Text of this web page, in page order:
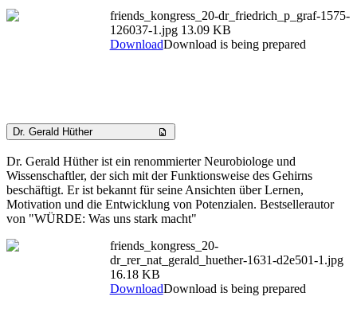
friends_kongress_20-dr_friedrich_p_graf-1575-
126037-1.jpg 13.09 KB
DownloadDownload is being prepared
Dr. Gerald Hüther
Dr. Gerald Hüther ist ein renommierter Neurobiologe und
Wissenschaftler, der sich mit der Funktionsweise des Gehirns
beschäftigt. Er ist bekannt für seine Ansichten über Lernen,
Motivation und die Entwicklung von Potenzialen. Bestsellerautor
von "WÜRDE: Was uns stark macht"
friends_kongress_20-
dr_rer_nat_gerald_huether-1631-d2e501-1.jpg
16.18 KB
DownloadDownload is being prepared